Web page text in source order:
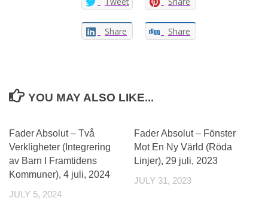
Share Share
YOU MAY ALSO LIKE...
Fader Absolut – Två
Verkligheter (Integrering
av Barn I Framtidens
Kommuner), 4 juli, 2024
JULY 5, 2024
Fader Absolut – Fönster
Mot En Ny Värld (Röda
Linjer), 29 juli, 2023
JULY 31, 2023